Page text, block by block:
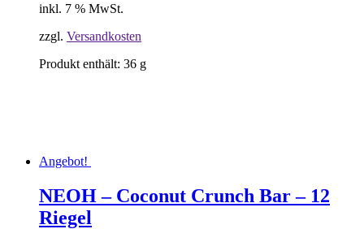
war:
ist:
inkl. 7 % MwSt.
zzgl. Versandkosten
Produkt enthält: 36 g
Angebot!
NEOH – Coconut Crunch Bar – 12
Riegel